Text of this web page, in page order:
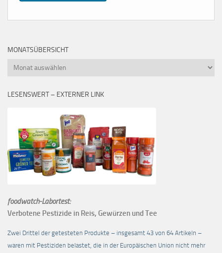
MONATSÜBERSICHT
Monatsübersicht
LESENSWERT – EXTERNER LINK
foodwatch-Labortest:
Verbotene Pestizide in Reis, Gewürzen und Tee
Zwei Drittel der getesteten Produkte – insgesamt 43 von 64 Artikeln –
waren mit Pestiziden belastet, die in der Europäischen Union nicht mehr